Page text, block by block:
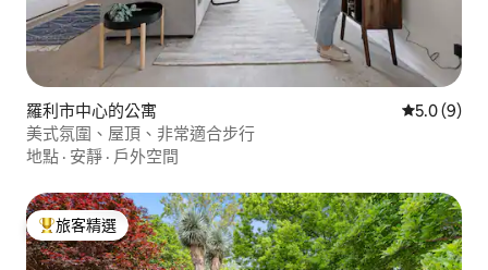
羅利市中心的公寓 從 9 則評
5.0 (9)
美式氛圍、屋頂、非常適合步行
地點 · 安靜 · 戶外空間
旅客精選榜首
旅客精選